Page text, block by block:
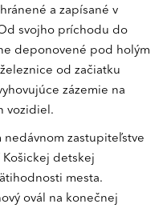
a zapísané v
svojho príchodu do
deponovené pod holým
od začiatku
zázemie na
vozidiel.
nedávnom zastupiteľstve
detskej
mesta.
ovál na konečnej